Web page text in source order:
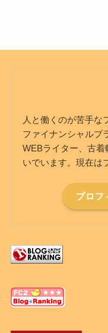
人と働くのが苦手な
ファイナンシャルプ
WEBライター、古
いでいます。現在は
プロフ